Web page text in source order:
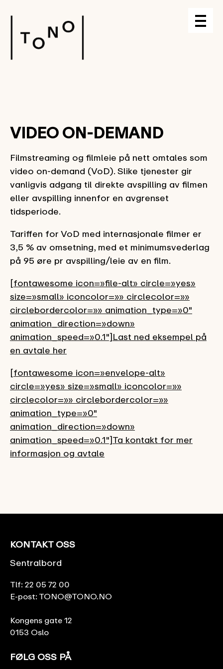
VIDEO ON-DEMAND
Filmstreaming og filmleie på nett omtales som
video on-demand (VoD). Slike tjenester gir
vanligvis adgang til direkte avspilling av filmen
eller avspilling innenfor en avgrenset
tidsperiode.
Tariffen for VoD med internasjonale filmer er
3,5 % av omsetning, med et minimumsvederlag
på 95 øre pr avspilling/leie av en film.
[fontawesome icon=»file-alt» circle=»yes»
size=»small» iconcolor=»» circlecolor=»»
circlebordercolor=»» animation_type=»0″
animation_direction=»down»
animation_speed=»0.1″]Last ned eksempel på
en avtale her
[fontawesome icon=»envelope-alt»
circle=»yes» size=»small» iconcolor=»»
circlecolor=»» circlebordercolor=»»
animation_type=»0″
animation_direction=»down»
animation_speed=»0.1″]Ta kontakt for mer
informasjon og avtale
KONTAKT OSS
Sentralbord
Tlf: 22 05 72 00
E-post: TONO@TONO.NO
Kongens gate 12
0153 Oslo
FØLG OSS PÅ